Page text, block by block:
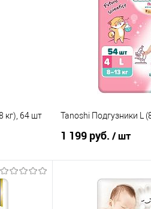
Купить в 1 клик
В избранное
кг), 64 шт Tanoshi Подгузники L
1 199 руб. / шт